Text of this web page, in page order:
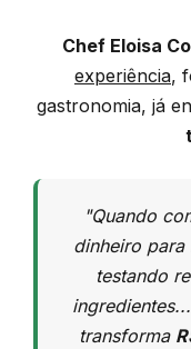
Chef Eloisa
experiência,
gastronomia, já
"Quando
dinheiro para
testando
transforma